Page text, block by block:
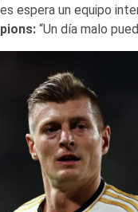
espera un equipo
“Un día malo